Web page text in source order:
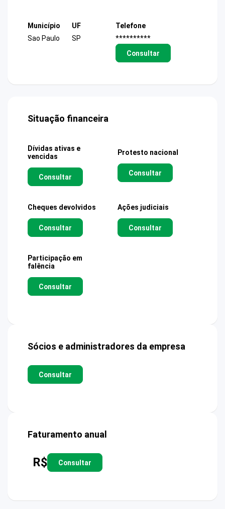
Município
Sao Paulo
UF
SP
Telefone
**********
Consultar
Situação financeira
Dívidas ativas e
vencidas
Consultar
Protesto nacional
Consultar
Cheques devolvidos
Consultar
Ações judiciais
Consultar
Participação em
falência
Consultar
Sócios e administradores da empresa
Consultar
Faturamento anual
R$ Consultar